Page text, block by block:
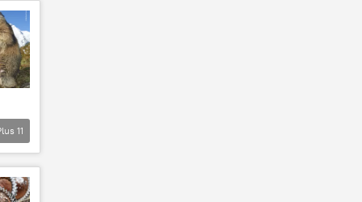
11